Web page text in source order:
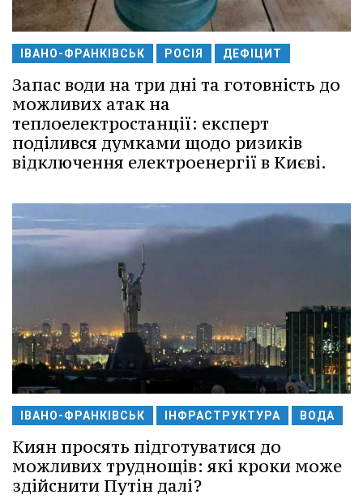
ІВАНО-ФРАНКІВСЬК РОСІЯ ДЕФІЦИТ
Запас води на три дні та готовність до
можливих атак на
теплоелектростанції: експерт
поділився думками щодо ризиків
відключення електроенергії в Києві.
ІВАНО-ФРАНКІВСЬК ІНФРАСТРУКТУРА ВОДА
Киян просять підготуватися до
можливих труднощів: які кроки може
здійснити Путін далі?